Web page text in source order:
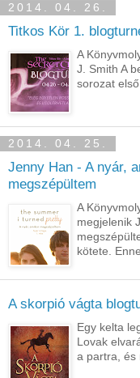
2014. 04. 26.
Titkos Kör 1.
A
J. Smith A
sorozat
2014. 04. 25.
Jenny Han - A nyár,
megszépültem
A
megjelenik
kötete.
A skorpió vágta
Egy kelta
Lovak
a partra, és